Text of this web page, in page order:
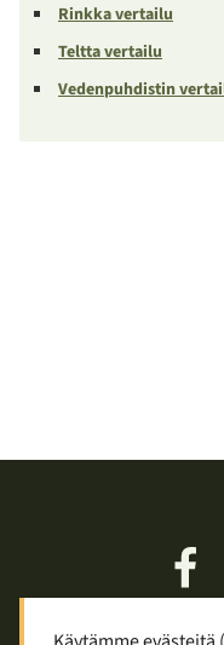
Rinkka vertailu
Teltta vertailu
Vedenpuhdistin